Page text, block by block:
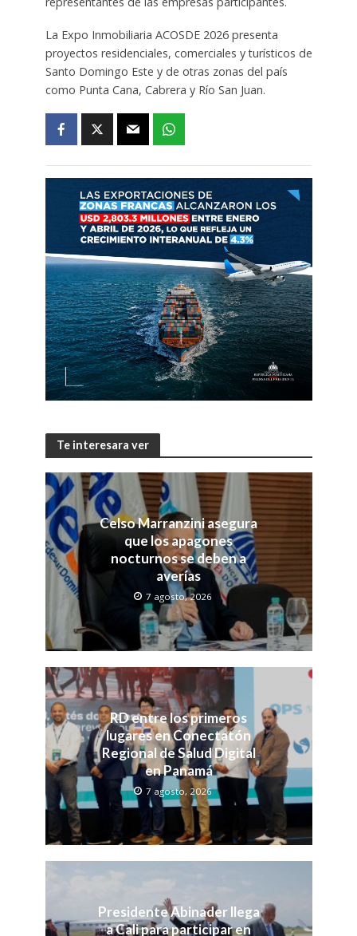
La Expo Inmobiliaria ACOSDE 2026 presenta
proyectos residenciales, comerciales y turísticos de
Santo Domingo Este y de otras zonas del país
como Punta Cana, Cabrera y Río San Juan.
Te interesara ver
Celso Marranzini asegura
que los apagones
nocturnos se deben a
averías
7 agosto, 2026
RD entre los primeros
lugares en Conectatón
Regional de Salud Digital
en Panamá
7 agosto, 2026
Presidente Abinader llega
a Cali para participar en